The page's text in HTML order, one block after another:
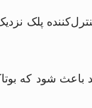
پلک
باعث شود که